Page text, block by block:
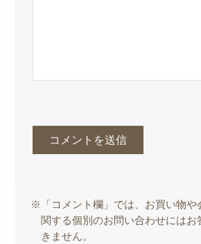
※「コメント欄」では、お買い物や
関する個別のお問い合わせにはお
きません。